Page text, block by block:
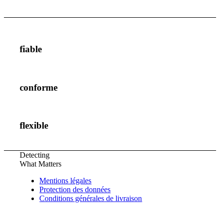
fiable
conforme
flexible
Detecting
What Matters
Mentions légales
Protection des données
Conditions générales de livraison